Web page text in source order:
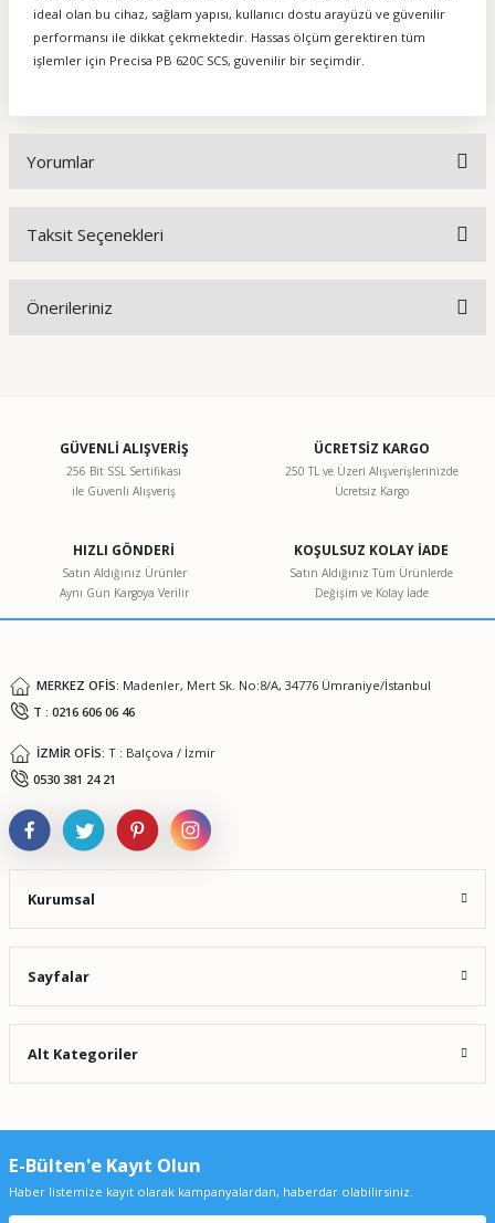
ideal olan bu cihaz, sağlam yapısı, kullanıcı dostu arayüzü ve güvenilir
performansı ile dikkat çekmektedir. Hassas ölçüm gerektiren tüm
işlemler için Precisa PB 620C SCS, güvenilir bir seçimdir.
Yorumlar
Taksit Seçenekleri
Önerileriniz
Görüş ve önerileriniz için teşekkür ederiz.
Ürün resmi kalitesiz, bozuk veya görüntülenemiyor.
Ürün bilgilerinde hatalar bulunuyor.
Ürün fiyatı diğer sitelerden daha pahalı.
GÜVENLİ ALIŞVERİŞ
256 Bit SSL Sertifikası
ile Güvenli Alışveriş
ÜCRETSİZ KARGO
250 TL ve Üzeri Alışverişlerinizde
Ücretsiz Kargo
HIZLI GÖNDERİ
Satın Aldığınız Ürünler
Aynı Gün Kargoya Verilir
KOŞULSUZ KOLAY İADE
Satın Aldığınız Tüm Ürünlerde
Değişim ve Kolay İade
MERKEZ OFİS: Madenler, Mert Sk. No:8/A, 34776 Ümraniye/İstanbul
T : 0216 606 06 46
İZMİR OFİS: T : Balçova / İzmir
0530 381 24 21
Kurumsal
Sayfalar
Alt Kategoriler
E-Bülten'e Kayıt Olun
Haber listemize kayıt olarak kampanyalardan, haberdar olabilirsiniz.